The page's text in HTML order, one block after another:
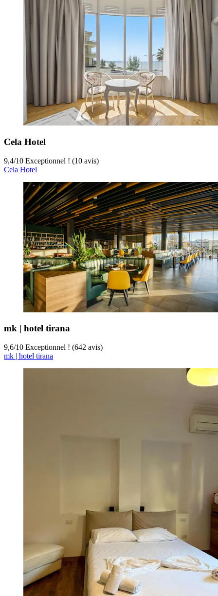
Cela Hotel
9,4/10 Exceptionnel ! (10 avis)
Cela Hotel
mk | hotel tirana
9,6/10 Exceptionnel ! (642 avis)
mk | hotel tirana